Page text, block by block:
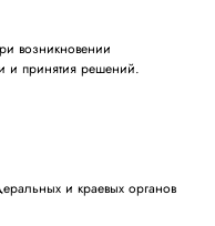
возникновении
и принятия решений.
и краевых органов